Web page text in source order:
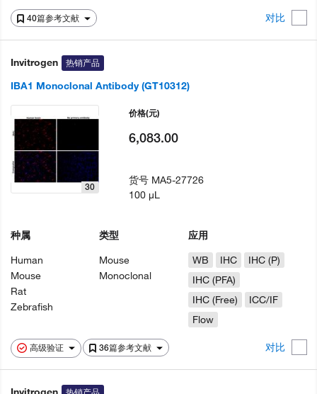
40篇参考文献 对比
Invitrogen 热销产品
IBA1 Monoclonal Antibody (GT10312)
高级验证 36篇参考文献 对比
30
种属
Human
Mouse
Rat
Zebrafish
类型
Mouse
Monoclonal
应用
WB
IHC
IHC (P)
IHC (PFA)
IHC (Free)
ICC/IF
Flow
价格(元)
6,083.00
货号 MA5-27726
100 µL